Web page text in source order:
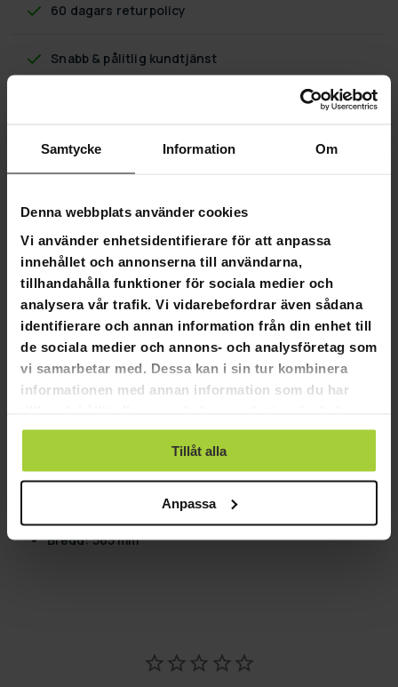
Samtycke Information Om
Denna webbplats använder cookies
Vi använder enhetsidentifierare för att anpassa
innehållet och annonserna till användarna,
tillhandahålla funktioner för sociala medier och
analysera vår trafik. Vi vidarebefordrar även sådana
identifierare och annan information från din enhet till
de sociala medier och annons- och analysföretag som
vi samarbetar med. Dessa kan i sin tur kombinera
informationen med annan information som du har
använt deras tjänster.
Tillåt alla
Anpassa
60 dagars returpolicy
Snabb & pålitlig kundtjänst
3,4x7m, ljusgrått
Fornorth Presenning för garagetält 3,4x7m, ljusgrått
Högkvalitativa och hållbara Fornorth presenningar
reservöverdrag nu i ett brett utbud av storlekar.
Produktinformation:
Färg: Grå
Tygmaterial: PVC
Förpackningsmått:
Vikt: 22,5 kg
Höjd: 185 mm
Bredd: 565 mm